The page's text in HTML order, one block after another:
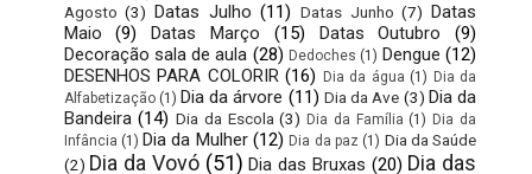
Agosto (3) Datas Julho (11) Datas Junho (7) Datas
Maio
(9) Datas Março (15) Datas Outubro
(9)
Decoração sala de aula (28) Dedoches (1) Dengue (12)
DESENHOS PARA COLORIR (16) Dia da água (1) Dia da
Alfabetização (1) Dia da árvore (11) Dia da Ave (3) Dia da
Bandeira (14) Dia da Escola (3) Dia da Família (1) Dia da
Infância (1) Dia da Mulher (12) Dia da paz (1) Dia da Saúde
(2) Dia da Vovó (51) Dia das Bruxas (20) Dia das